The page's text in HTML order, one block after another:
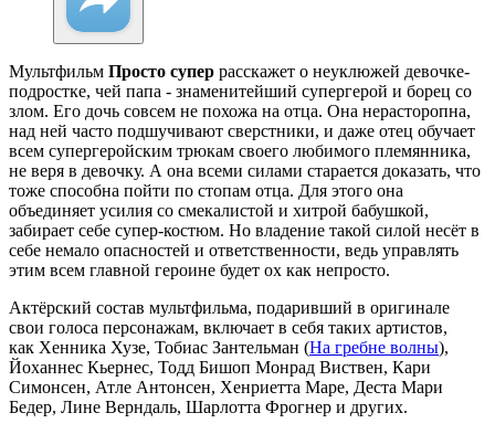
Мультфильм Просто супер расскажет о неуклюжей девочке-
подростке, чей папа - знаменитейший супергерой и борец со
злом. Его дочь совсем не похожа на отца. Она нерасторопна,
над ней часто подшучивают сверстники, и даже отец обучает
всем супергеройским трюкам своего любимого племянника,
не веря в девочку. А она всеми силами старается доказать, что
тоже способна пойти по стопам отца. Для этого она
объединяет усилия со смекалистой и хитрой бабушкой,
забирает себе супер-костюм. Но владение такой силой несёт в
себе немало опасностей и ответственности, ведь управлять
этим всем главной героине будет ох как непросто.
Актёрский состав мультфильма, подаривший в оригинале
свои голоса персонажам, включает в себя таких артистов,
как Хенника Хузе, Тобиас Зантельман (На гребне волны),
Йоханнес Кьернес, Тодд Бишоп Монрад Виствен, Кари
Симонсен, Атле Антонсен, Хенриетта Маре, Деста Мари
Бедер, Лине Верндаль, Шарлотта Фрогнер и других.